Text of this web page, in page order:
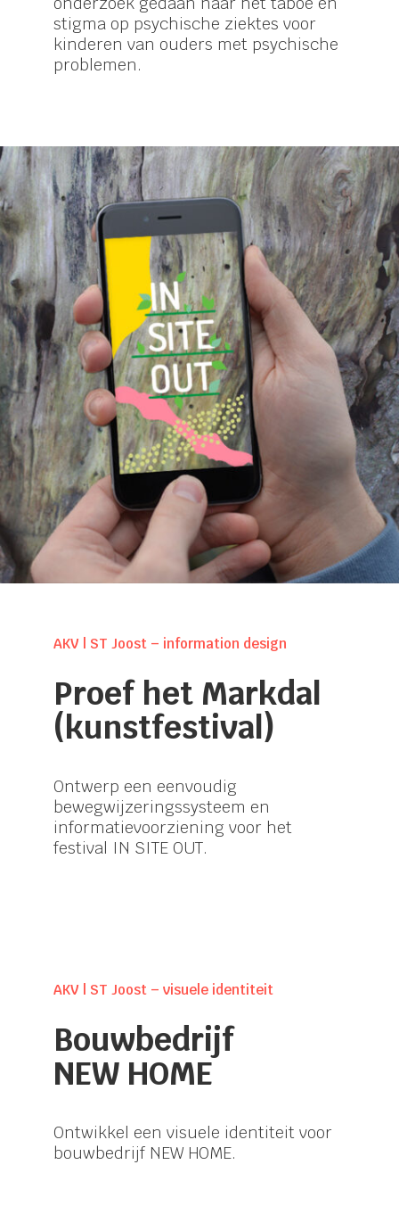
stigma op psychische ziektes voor
kinderen van ouders met psychische
problemen.
AKV | ST Joost – information design
Proef het Markdal
(kunstfestival)
Ontwerp een eenvoudig
bewegwijzeringssysteem en
informatievoorziening voor het
festival IN SITE OUT.
AKV | ST Joost – visuele identiteit
Bouwbedrijf
NEW HOME
Ontwikkel een visuele identiteit voor
bouwbedrijf NEW HOME.